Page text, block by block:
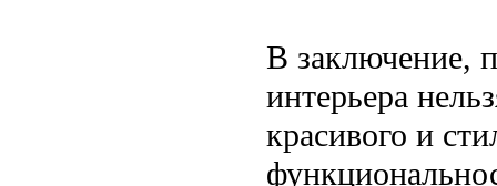
В заключение,
интерьера
красивого и